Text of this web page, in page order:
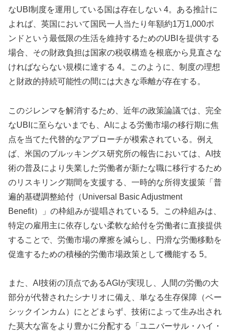
なUBI制度を運用している国は存在しない 4。ある推計に
よれば、英国において国民一人当たり年額約1万1,000ポ
ンドという最低限の生活を維持するためのUBIを提供する
場合、その財政負担は国家の税収構造を根底から見直さな
ければならない規模に達する 4。このように、制度の理想
と財政的持続可能性の間には大きな乖離が存在する。
このジレンマを解消するため、近年の政策論議では、完全
なUBIに至らないまでも、AIによる労働市場の移行期に焦
点を当てた代替的なアプローチが模索されている。例え
ば、米国のブルッキングス研究所の報告においては、AI技
術の普及により失業した労働者が新たな職に移行するため
のリスキリング期間を支援する、一時的な所得支援策「普
遍的基礎調整給付（Universal Basic Adjustment
Benefit）」の枠組みが提唱されている 5。この枠組みは、
特定の雇用主に依存しない柔軟な給付を労働者に直接提供
することで、労働市場の摩擦を減らし、円滑な労働移動を
促進するための積極的労働市場政策として機能する 5。
また、AI技術の頂点であるAGIが実現し、人間の労働の大
部分が代替されたシナリオに備え、単なる生存保障（ベー
シックインカム）にとどまらず、技術によって生み出され
た莫大な富をより豊かに分配する「ユニバーサル・ハイ・